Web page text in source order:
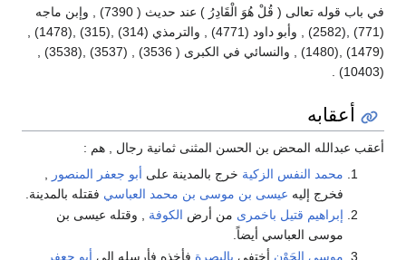
في باب قوله تعالى ( قُلْ هُوَ الْقَادِرُ ) عند حديث ( 7390) , وإبن ماجه
(771) ,(2582) , وأبو داود (4771) , والترمذي (314) ,(315) ,(1478) ,
(1479) ,(1480) , والنسائي في الكبرى ( 3536) , (3537) ,(3538) ,
(10403) .
أعقابه
أعقب عبدالله المحض بن الحسن المثنى ثمانية رجال , هم :
محمد النفس الزكية خرج بالمدينة على أبو جعفر المنصور
فخرج إليه عيسى بن موسى بن محمد العباسي فقتله بالمدينة.
إبراهيم قتيل باخمرى من أرض الكوفة , وقتله عيسى بن
موسى العباسي أيضاً.
موسى الجَوْن أختفى بالبصرة فأخذه فأرسله إلى أبو جعفر